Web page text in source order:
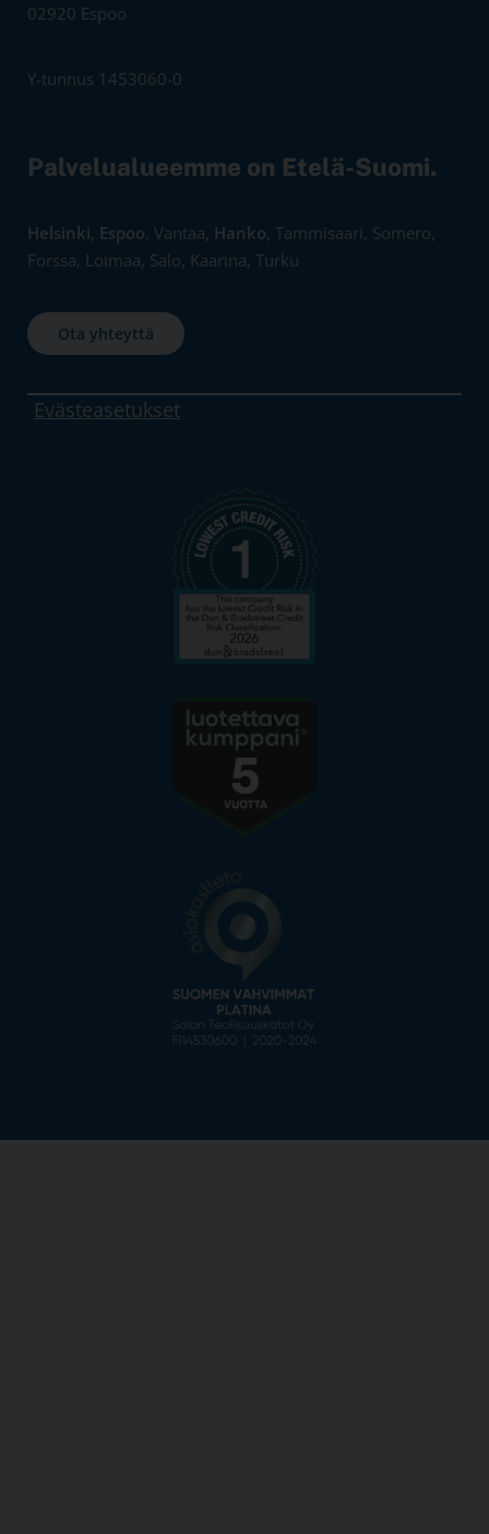
02920 Espoo
Y-tunnus 1453060-0
Palvelualueemme on Etelä-Suomi.
Helsinki, Espoo, Vantaa, Hanko, Tammisaari, Somero,
Forssa, Loimaa, Salo, Kaarina, Turku
Ota yhteyttä
Evästeasetukset